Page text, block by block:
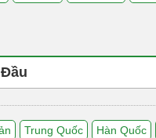
Trung Quốc Hàn Quốc